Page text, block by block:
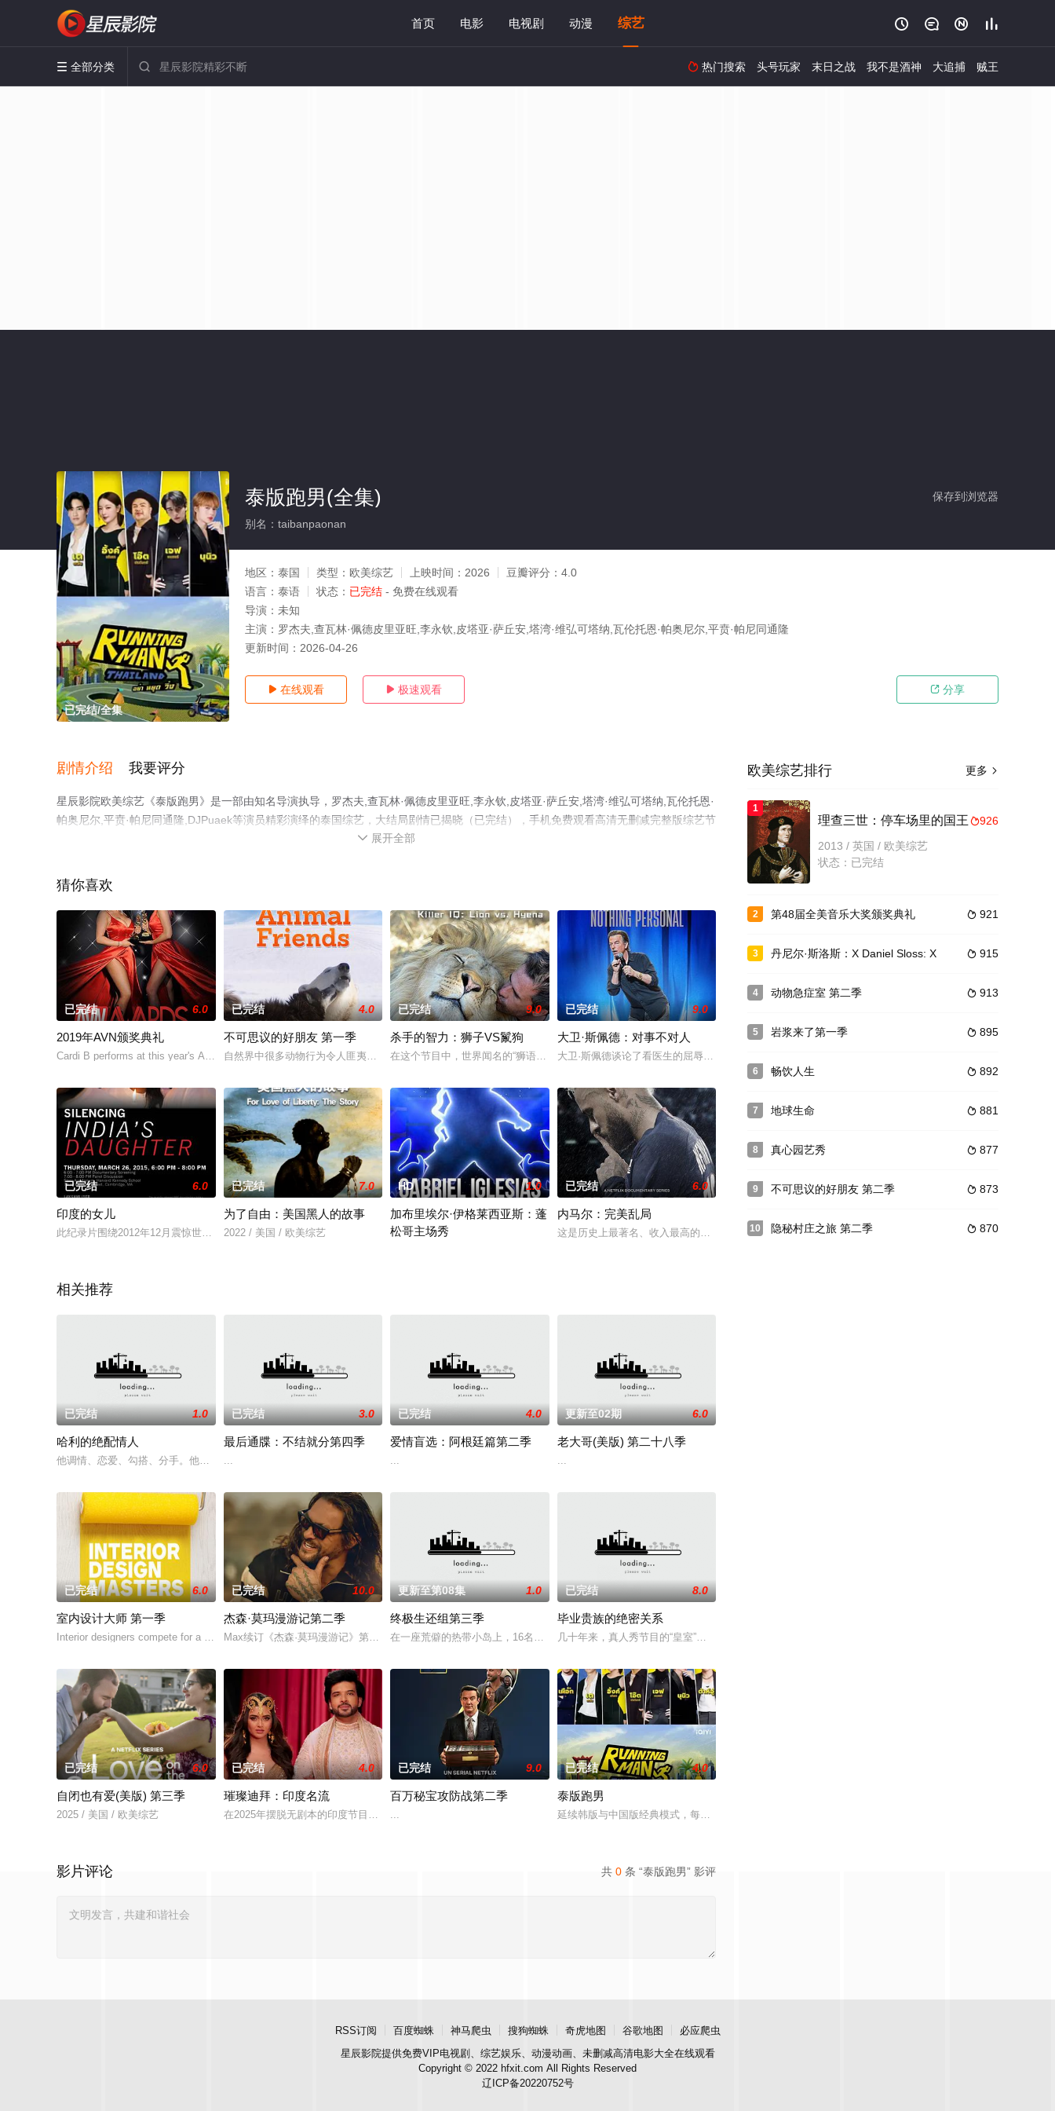
首页 电影 电视剧 动漫 综艺    
 全部分类   热门搜索 头号玩家 末日之战 我不是酒神 大追捕 贼王
已完结/全集
保存到浏览器
泰版跑男(全集)
别名：taibanpaonan
地区： 泰国 类型： 欧美综艺 上映时间： 2026 豆瓣评分： 4.0
语言： 泰语 状态： 已完结 - 免费在线观看
导演： 未知
主演： 罗杰夫,查瓦林·佩德皮里亚旺,李永钦,皮塔亚·萨丘安,塔湾·维弘可塔纳,瓦伦托恩·帕奥尼尔,平贲·帕尼同通隆
更新时间： 2026-04-26
 在线观看  极速观看  分享
剧情介绍 我要评分
星辰影院欧美综艺《泰版跑男》是一部由知名导演执导，罗杰夫,查瓦林·佩德皮里亚旺,李永钦,皮塔亚·萨丘安,塔湾·维弘可塔纳,瓦伦托恩·
帕奥尼尔,平贲·帕尼同通隆,DJPuaek等演员精彩演绎的泰国综艺，大结局剧情已揭晓（已完结），手机免费观看高清无删减完整版综艺节
目就上星辰影视，更多相关信息可移步至豆瓣综艺、电视猫或剧情网等平台了解。
 展开全部
猜你喜欢
已完结 6.0
2019年AVN颁奖典礼
Cardi B performs at this year's AVN Awards. The cere
已完结 4.0
不可思议的好朋友 第一季
自然界中很多动物行为令人匪夷所思，比如一头驴子和一只狗，或者一只老虎和一只猪等，不同的动物物种和对方只是一个例子
已完结 9.0
杀手的智力：狮子VS鬣狗
在这个节目中，世界闻名的“狮语者”凯文·理查森将和世界顶级的行为动物学家一起参与进来。他们将一起设计令人兴奋、有
已完结 9.0
大卫·斯佩德：对事不对人
大卫·斯佩德谈论了看医生的屈辱经历和天堂狐猴季，分享了自己如何被标题党蒙骗，并谈到了那张令他追悔莫
已完结 6.0
印度的女儿
此纪录片围绕2012年12月震惊世界的德里公交车轮奸案，23岁的Jyoti Singh在车上遭轮奸和殴打最终因此
已完结 7.0
为了自由：美国黑人的故事
2022 / 美国 / 欧美综艺
HD 1.0
加布里埃尔·伊格莱西亚斯：蓬
松哥主场秀
已完结 6.0
内马尔：完美乱局
这是历史上最著名、收入最高的运动员之一 — 来见证他不为人知的一面。内马尔叱咤球场，在球场外则是一
相关推荐
已完结 1.0
哈利的绝配情人
他调情、恋爱、勾搭、分手。他甚至用糖果戒指求婚。但现在，在新系列《嫁给哈利》中，哈里·乔西已经准备好了。在穿越N
已完结 3.0
最后通牒：不结就分第四季
已完结 4.0
爱情盲选：阿根廷篇第二季
更新至02期 6.0
老大哥(美版) 第二十八季
已完结 6.0
室内设计大师 第一季
Interior designers compete for a life-changing design co
已完结 10.0
杰森·莫玛漫游记第二季
Max续订《杰森·莫玛漫游记》第二季。
更新至第08集 1.0
终极生还组第三季
在一座荒僻的热带小岛上，16名选手必须在恶劣的自然环境中求生，智胜对手，并保持团队合作，争取赢得100万美元的奖
已完结 8.0
毕业贵族的绝密关系
几十年来，真人秀节目的“皇室”们一直居住在加州洛杉矶郊区的卡拉巴萨斯。如今，新一代明星即将在《卡拉
已完结 6.0
自闭也有爱(美版) 第三季
2025 / 美国 / 欧美综艺
已完结 4.0
璀璨迪拜：印度名流
在2025年摆脱无剧本的印度节目后，Netflix于2026年回归现实类型，推出了一部关于居住在迪拜的富有的印度
已完结 9.0
百万秘宝攻防战第二季
已完结 4.0
泰版跑男
延续韩版与中国版经典模式，每期包含对抗任务、游戏挑战与特别嘉宾环节，联动韩版及中国版成员参与录制
共 0 条 “泰版跑男” 影评
影片评论
更多 
欧美综艺排行
1
926
理查三世：停车场里的国王
2013 / 英国 / 欧美综艺
状态：已完结
2  921
第48届全美音乐大奖颁奖典礼
3  915
丹尼尔·斯洛斯：X Daniel Sloss: X
4  913
动物急症室 第二季
5  895
岩浆来了第一季
6  892
畅饮人生
7  881
地球生命
8  877
真心园艺秀
9  873
不可思议的好朋友 第二季
10  870
隐秘村庄之旅 第二季
RSS订阅 百度蜘蛛 神马爬虫 搜狗蜘蛛 奇虎地图 谷歌地图
必应爬虫
星辰影院提供免费VIP电视剧、综艺娱乐、动漫动画、未删减高清电影大全在线观看
Copyright © 2022 hfxit.com All Rights Reserved
辽ICP备20220752号